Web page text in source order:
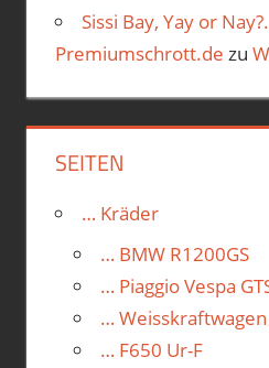
Sissi Bay, Yay or
Premiumschrott.de zu
SEITEN
… Kräder
… BMW R1200GS
… Piaggio Vespa
… Weisskraftwagen
… F650 Ur-F